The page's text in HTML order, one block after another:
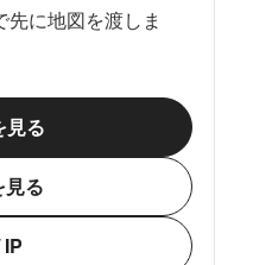
に地図を渡しま
る
る